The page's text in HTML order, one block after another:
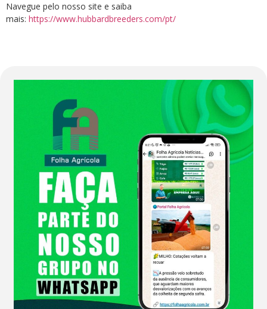
Navegue pelo nosso site e saiba
mais: https://www.hubbardbreeders.com/pt/